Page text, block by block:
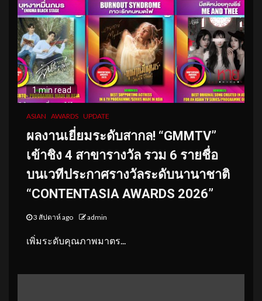
1 min read
ASIAN AWARDS UPDATE
ผลงานเยี่ยมระดับสากล! “GMMTV”
เข้าชิง 4 สาขารางวัล รวม 6 รายชื่อ
บนเวทีประกาศรางวัลระดับนานาชาติ
“CONTENTASIA AWARDS 2026”
3 สัปดาห์ ago admin
เพิ่มระดับคุณภาพมาตร...